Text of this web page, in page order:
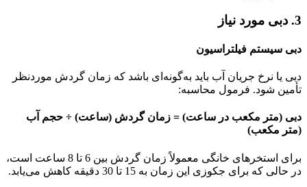
3. دبی مورد نیاز
دبی سیستم فیلتراسیون
دبی یا نرخ جریان آب باید به‌گونه‌ای باشد که زمان گردش موردنظر
تأمین شود. فرمول محاسبه:
دبی (متر مکعب در ساعت) = زمان گردش (ساعت) ÷ حجم آب
(متر مکعب)
برای استخرهای خانگی معمولاً زمان گردش بین 6 تا 8 ساعت است،
در حالی که برای جکوزی این زمان به 15 تا 30 دقیقه کاهش می‌یابد.